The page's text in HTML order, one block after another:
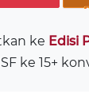
ke Edisi
ke 15+